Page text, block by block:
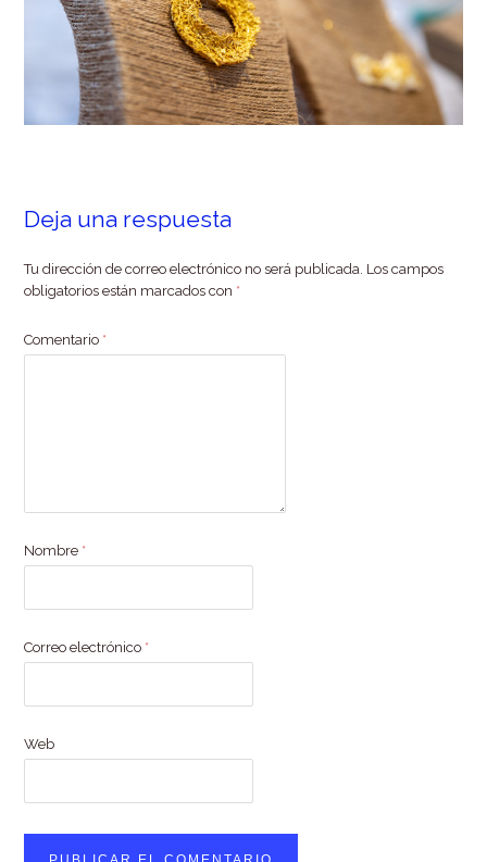
Deja una respuesta
Tu dirección de correo electrónico no será publicada. Los campos
obligatorios están marcados con *
Comentario *
Nombre *
Correo electrónico *
Web